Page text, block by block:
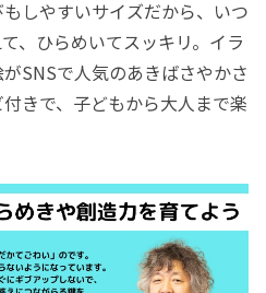
しやすいサイズだから、いつ
、ひらめいてスッキリ。イラ
SNSで人気のあきばさやかさ
きで、子どもから大人まで楽